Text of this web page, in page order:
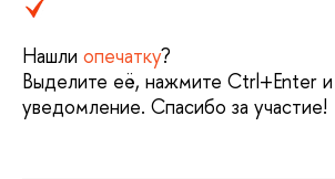
Нашли опечатку?
Выделите её, нажмите Ctrl+Enter и
уведомление. Спасибо за участие!